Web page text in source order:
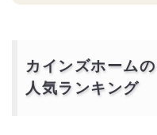
カインズホーム
人気ランキング